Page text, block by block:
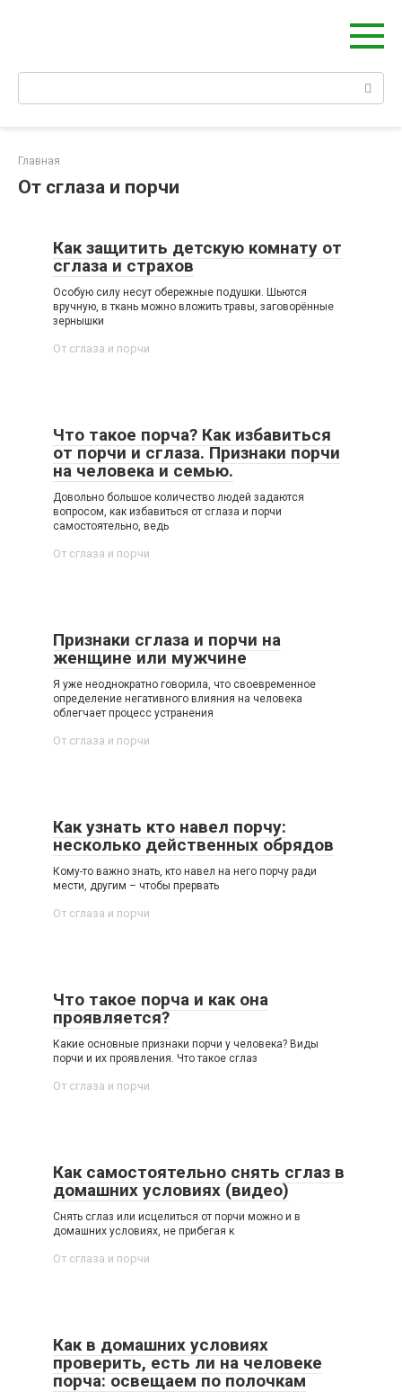
Главная
От сглаза и порчи
Как защитить детскую комнату от
сглаза и страхов
Особую силу несут обережные подушки. Шьются
вручную, в ткань можно вложить травы, заговорённые
зернышки
От сглаза и порчи
Что такое порча? Как избавиться
от порчи и сглаза. Признаки порчи
на человека и семью.
Довольно большое количество людей задаются
вопросом, как избавиться от сглаза и порчи
самостоятельно, ведь
От сглаза и порчи
Признаки сглаза и порчи на
женщине или мужчине
Я уже неоднократно говорила, что своевременное
определение негативного влияния на человека
облегчает процесс устранения
От сглаза и порчи
Как узнать кто навел порчу:
несколько действенных обрядов
Кому-то важно знать, кто навел на него порчу ради
мести, другим – чтобы прервать
От сглаза и порчи
Что такое порча и как она
проявляется?
Какие основные признаки порчи у человека? Виды
порчи и их проявления. Что такое сглаз
От сглаза и порчи
Как самостоятельно снять сглаз в
домашних условиях (видео)
Снять сглаз или исцелиться от порчи можно и в
домашних условиях, не прибегая к
От сглаза и порчи
Как в домашних условиях
проверить, есть ли на человеке
порча: освещаем по полочкам